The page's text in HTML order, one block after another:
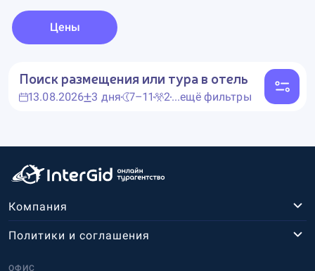
Цены
Поиск размещения или тура в отель
13.08.2026 3 дня 7–11 2...ещё фильтры
Компания
ОФИС
Политики и соглашения